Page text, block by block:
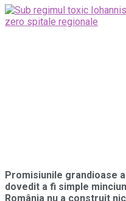
Promisiunile grandioase
dovedit a fi simple
România nu a construit